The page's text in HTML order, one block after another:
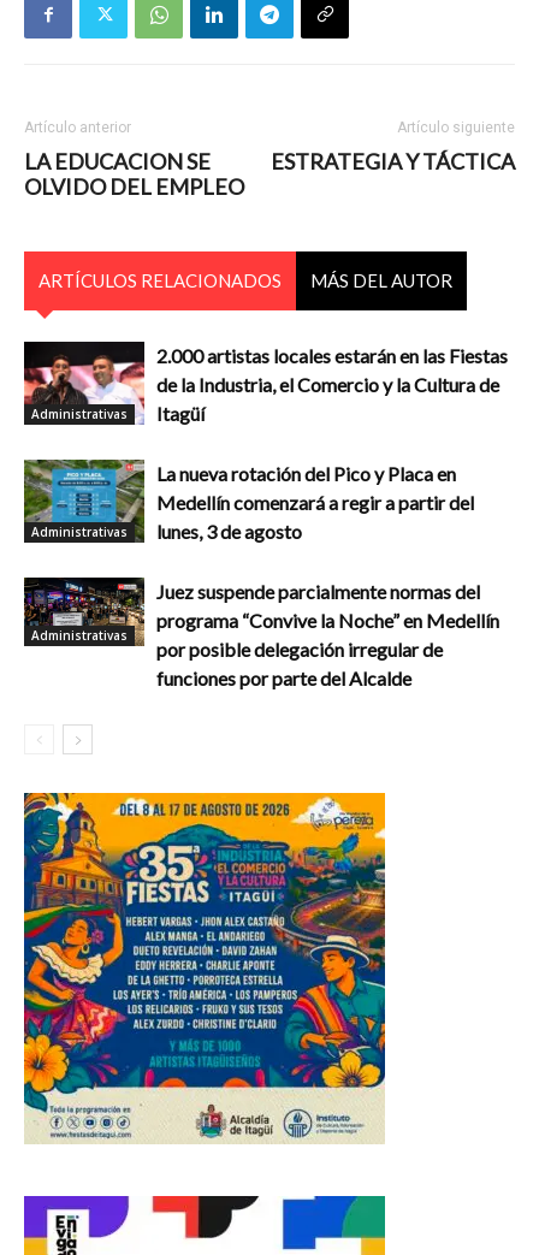
Artículo anterior
LA EDUCACION SE
OLVIDO DEL EMPLEO
Artículo siguiente
ESTRATEGIA Y TÁCTICA
ARTÍCULOS RELACIONADOS MÁS DEL AUTOR
Administrativas
2.000 artistas locales estarán en las Fiestas
de la Industria, el Comercio y la Cultura de
Itagüí
Administrativas
La nueva rotación del Pico y Placa en
Medellín comenzará a regir a partir del
lunes, 3 de agosto
Administrativas
Juez suspende parcialmente normas del
programa “Convive la Noche” en Medellín
por posible delegación irregular de
funciones por parte del Alcalde